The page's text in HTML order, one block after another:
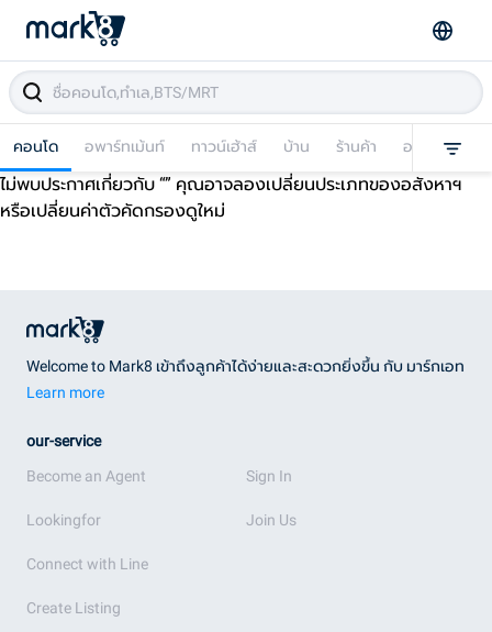
คอนโด อพาร์ทเม้นท์ ทาวน์เฮ้าส์ บ้าน ร้านค้า อาคารพาณิช
ไม่พบประกาศเกี่ยวกับ “” คุณอาจลองเปลี่ยนประเภทของอสังหาฯ
หรือเปลี่ยนค่าตัวคัดกรองดูใหม่
Welcome to Mark8 เข้าถึงลูกค้าได้ง่ายและสะดวกยิ่งขึ้น กับ มาร์กเอท
Learn more
our-service
Become an Agent
Lookingfor
Connect with Line
Create Listing
Sign In
Join Us